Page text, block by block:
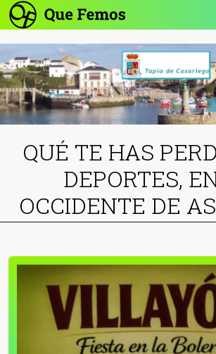
QUÉ TE HAS
DEPORTES,
OCCIDENTE DE